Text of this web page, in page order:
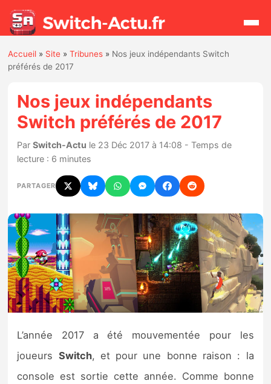
Actualités
Jeux
Hardware
Chiffres de ventes
Rumeurs
Nintendo Direct
Tests et previews
Tests de jeux
Accueil » Site »Tribunes » Nos jeux indépendants Switch
préférés de 2017
Nos jeux indépendants
Switch préférés de 2017
ParSwitch-Actu le 23 Déc 2017 à 14:08 - Temps de
lecture : 6 minutes
PARTAGER
L’année 2017 a été mouvementée pour les
joueurs Switch, et pour une bonne raison : la
console est sortie cette année. Comme bonne